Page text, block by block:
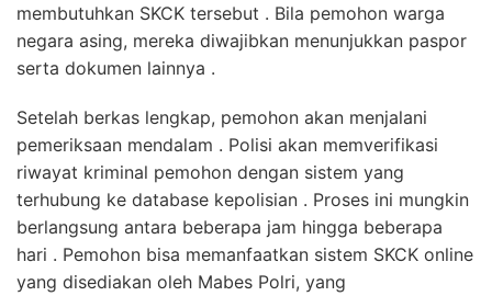
membutuhkan SKCK tersebut . Bila pemohon warga
negara asing, mereka diwajibkan menunjukkan paspor
serta dokumen lainnya .
Setelah berkas lengkap, pemohon akan menjalani
pemeriksaan mendalam . Polisi akan memverifikasi
riwayat kriminal pemohon dengan sistem yang
terhubung ke database kepolisian . Proses ini mungkin
berlangsung antara beberapa jam hingga beberapa
hari . Pemohon bisa memanfaatkan sistem SKCK online
yang disediakan oleh Mabes Polri, yang